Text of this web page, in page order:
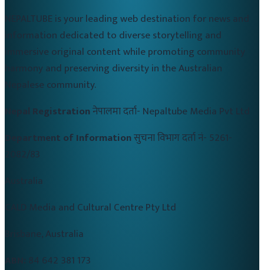
NEPALTUBE is your leading web destination for news and
information dedicated to diverse storytelling and
immersive original content while promoting community
harmony and preserving diversity in the Australian
Nepalese community.
Nepal Registrationनेपालमा दर्ता- Nepaltube Media Pvt Ltd
Department of Informationसुचना विभाग दर्ता नं- 5261-
2082/83
Australia
CALD Media and Cultural Centre Pty Ltd
Brisbane, Australia
84 642 381 173